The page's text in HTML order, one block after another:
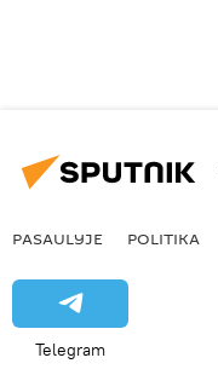
PASAULYJE POLITIKA
Telegram